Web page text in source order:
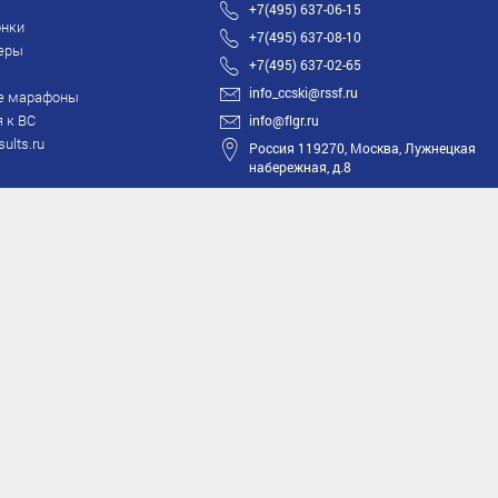
марафоны
к ВС
+7(495) 637-06-15
+7(495) 637-08-10
+7(495) 637-02-65
info_ccski@rssf.ru
info@flgr.ru
Россия 119270, Москва, Лужнецкая
набережная, д.8